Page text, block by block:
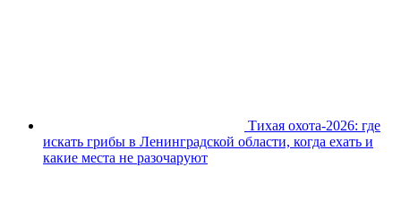
Тихая охота-2026: где
искать грибы в Ленинградской области, когда ехать и
какие места не разочаруют